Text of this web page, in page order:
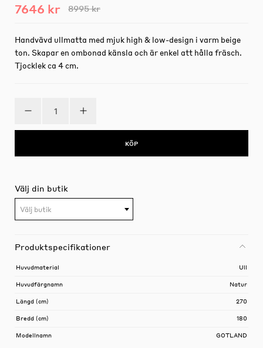
7646 kr 8995 kr
Handvävd ullmatta med mjuk high & low-design i varm beige
ton. Skapar en ombonad känsla och är enkel att hålla fräsch.
Tjocklek ca 4 cm.
KÖP
Välj din butik
Välj butik
Produktspecifikationer
Huvudmaterial Ull
Huvudfärgnamn Natur
Längd (cm) 270
Bredd (cm) 180
Modellnamn GOTLAND